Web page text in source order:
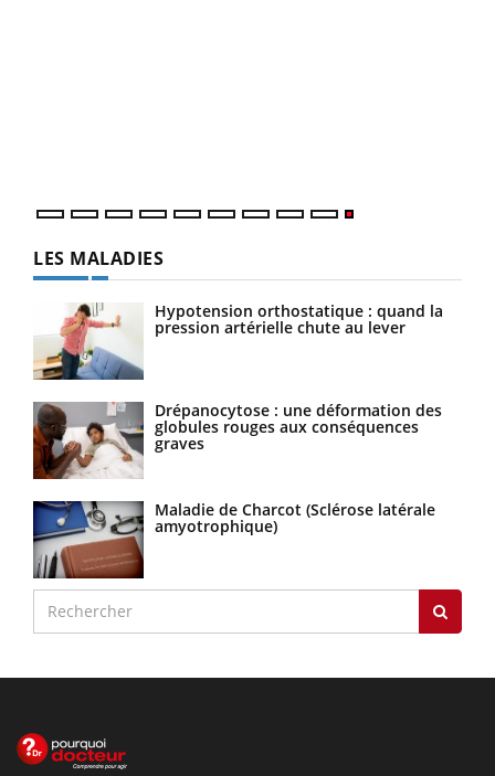
LES MALADIES
Hypotension orthostatique : quand la
pression artérielle chute au lever
Drépanocytose : une déformation des
globules rouges aux conséquences
graves
Maladie de Charcot (Sclérose latérale
amyotrophique)